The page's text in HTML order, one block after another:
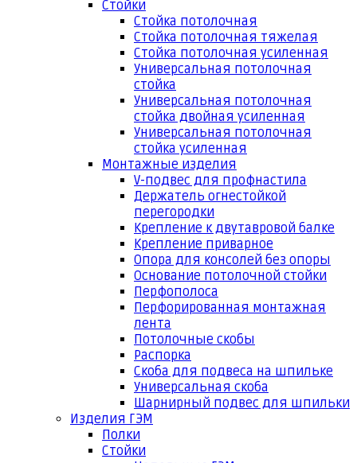
Стойки
Стойка потолочная
Стойка потолочная тяжелая
Стойка потолочная усиленная
Универсальная потолочная
стойка
Универсальная потолочная
стойка двойная усиленная
Универсальная потолочная
стойка усиленная
Монтажные изделия
V-подвес для профнастила
Держатель огнестойкой
перегородки
Крепление к двутавровой балке
Крепление приварное
Опора для консолей без опоры
Основание потолочной стойки
Перфополоса
Перфорированная монтажная
лента
Потолочные скобы
Распорка
Скоба для подвеса на шпильке
Универсальная скоба
Шарнирный подвес для шпильки
Изделия ГЭМ
Полки
Стойки